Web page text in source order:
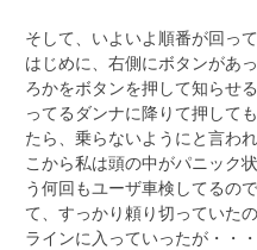
そして、いよいよ順番が回って
はじめに、右側にボタンがあ
ろかをボタンを押して知らせ
ってるダンナに降りて押して
たら、乗らないようにと言わ
こから私は頭の中がパニック
う何回もユーザ車検してるの
て、すっかり頼り切っていた
ラインに入っていったが・・・